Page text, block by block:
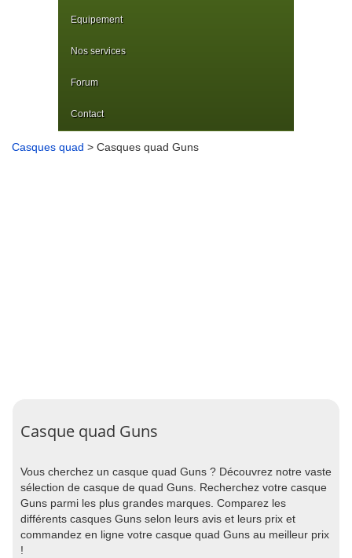
Equipement
Nos services
Forum
Contact
Casques quad > Casques quad Guns
Casque quad Guns
Vous cherchez un casque quad Guns ? Découvrez notre vaste
sélection de casque de quad Guns. Recherchez votre casque
Guns parmi les plus grandes marques. Comparez les
différents casques Guns selon leurs avis et leurs prix et
commandez en ligne votre casque quad Guns au meilleur prix
!